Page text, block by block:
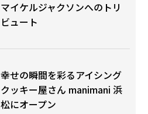
マイケルジャクソンへのトリ
ビュート
幸せの瞬間を彩るアイシング
クッキー屋さん manimani 浜
松にオープン